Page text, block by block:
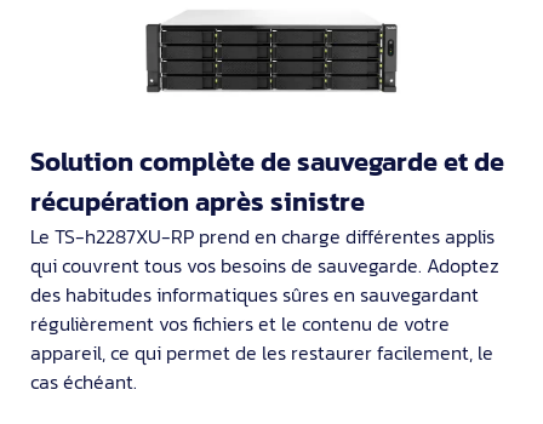
Solution complète de sauvegarde et de
récupération après sinistre
Le TS-h2287XU-RP prend en charge différentes applis
qui couvrent tous vos besoins de sauvegarde. Adoptez
des habitudes informatiques sûres en sauvegardant
régulièrement vos fichiers et le contenu de votre
appareil, ce qui permet de les restaurer facilement, le
cas échéant.